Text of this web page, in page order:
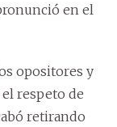
en el
opositores y
respeto de
retirando